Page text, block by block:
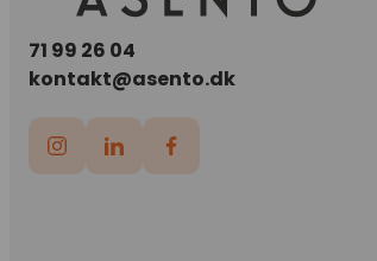
71 99 26 04
kontakt@asento.dk